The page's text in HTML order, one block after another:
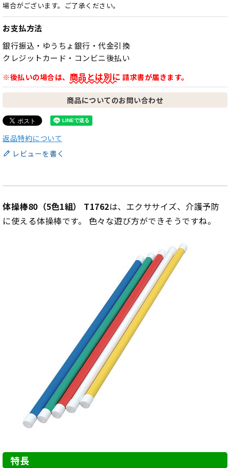
場合がございます。ご了承ください。
お支払方法
銀行振込・ゆうちょ銀行・代金引換
クレジットカード・コンビニ後払い
※後払いの場合は、 商品とは別に 請求書が届きます。
商品についてのお問い合わせ
返品特約について
レビューを書く
体操棒80（5色1組） T1762は、エクササイズ、介護予防
に使える体操棒です。 色々な遊び方ができそうですね。
特長